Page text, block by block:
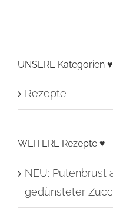
UNSERE Kategorien ♥
Rezepte
WEITERE Rezepte ♥
NEU: Putenbrust
gedünsteter